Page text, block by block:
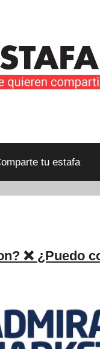
tu estafa
❌ ¿Puedo